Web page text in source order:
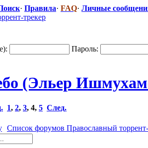
· Правила· FAQ· Личные
Пароль:
(Эльер
1, 2, 3, 4, 5 След.
Список форумов Православный